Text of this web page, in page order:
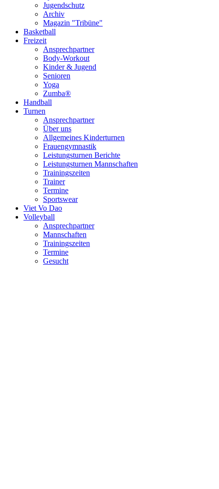
Jugendschutz
Archiv
Magazin "Tribüne"
Basketball
Freizeit
Ansprechpartner
Body-Workout
Kinder & Jugend
Senioren
Yoga
Zumba®
Handball
Turnen
Ansprechpartner
Über uns
Allgemeines Kinderturnen
Frauengymnastik
Leistungsturnen Berichte
Leistungsturnen Mannschaften
Trainingszeiten
Trainer
Termine
Sportswear
Viet Vo Dao
Volleyball
Ansprechpartner
Mannschaften
Trainingszeiten
Termine
Gesucht